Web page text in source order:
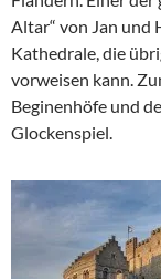
Altar“ von Jan und
Kathedrale, die
vorweisen kann.
Beginenhöfe und
Glockenspiel.